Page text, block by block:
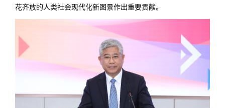
花齐放的人类社会现代化新图景作出重要贡献。